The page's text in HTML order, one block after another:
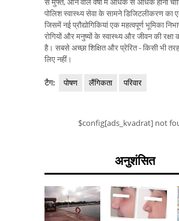
पोलिश स्वास्थ्य सेवा के सामने डिजिटलीकरण का
जिसमें नई प्रौद्योगिकियां एक महत्वपूर्ण भूमिका
रोगियों और मनुष्यों के स्वास्थ्य और जीवन की
है। सबसे अच्छा शिक्षित और प्रेरित - किसी भी
लिए नहीं।
टैग: पोषण लैंगिकता परिवार
$config[ads_kvadrat] not
अनुशंसित